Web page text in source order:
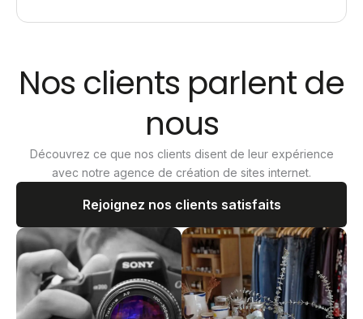
Nos clients parlent de
nous
Découvrez ce que nos clients disent de leur expérience
avec notre agence de création de sites internet.
Rejoignez nos clients satisfaits